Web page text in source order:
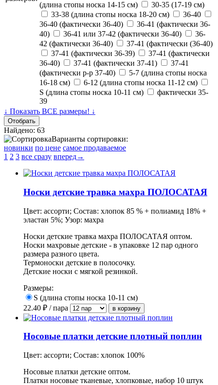
(длина стопы носка 14-15 см)
30-35 (17-19 см)
33-38 (длина стопы носка 18-20 см)
36-40
36-40 (фактически 36-40)
36-41 (фактически 36-
40)
36-41 или 37-42 (фактически 36-40)
36-
42 (фактически 36-40)
37-41 (фактически (36-40)
37-41 (фактически 36-39)
37-41 (фактически
36-40)
37-41 (фактически 37-41)
37-41
(фактически р-р 37-40)
5-7 (длина стопы носка
16-18 см)
6-12 (длина стопы носка 11-12 см)
S (длина стопы носка 10-11 см)
фактически 35-
39
↓ Показать ВСЕ размеры! ↓
Найдено: 63
Варианты сортировки:
новинки по цене самое продаваемое
1 2 3 все сразу вперед→
Носки детские травка махра ПОЛОСАТАЯ
Цвет: ассорти; Состав: хлопок 85 % + полиамид 18% +
эластан 5%; Узор: махра
Носки детские травка махра ПОЛОСАТАЯ оптом.
Носки махровые детские - в упаковке 12 пар одного
размера разного цвета.
Термоноски детские в полосочку.
Детские носки с мягкой резинкой.
Размеры:
S (длина стопы носка 10-11 см)
22.40 ₽ / пара
Носовые платки детские плотный поплин
Цвет: ассорти; Состав: хлопок 100%
Носовые платки детские оптом.
Платки носовые тканевые, хлопковые, набор 10 штук